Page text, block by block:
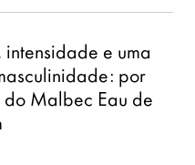
intensidade e uma
por
do Malbec Eau de